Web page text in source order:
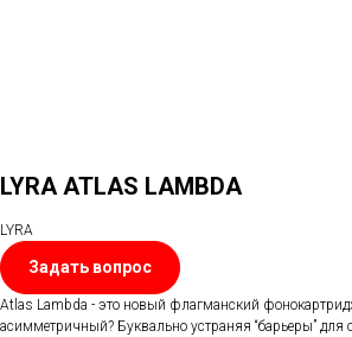
LYRA ATLAS LAMBDA
LYRA
Задать вопрос
Atlas Lambda - это новый флагманский
асимметричный? Буквально устраняя “барьеры” для